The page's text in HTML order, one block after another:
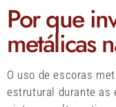
Por que
metálicas
O uso de escoras
estrutural durante as